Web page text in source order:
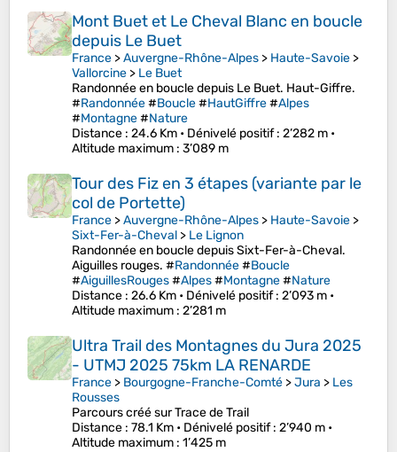
Mont Buet et Le Cheval Blanc en boucle
depuis Le Buet
France >Auvergne-Rhône-Alpes > Haute-Savoie >
Vallorcine > Le Buet
Randonnée en boucle depuis Le Buet. Haut-Giffre.
#Randonnée#Boucle#HautGiffre#Alpes
#Montagne#Nature
Distance : 24.6 Km • Dénivelé positif: 2’282 m •
Altitude maximum : 3’089 m
Tour des Fiz en 3 étapes (variante par le
col de Portette)
France >Auvergne-Rhône-Alpes > Haute-Savoie >
Sixt-Fer-à-Cheval > Le Lignon
Randonnée en boucle depuis Sixt-Fer-à-Cheval.
Aiguilles rouges. #Randonnée#Boucle
#AiguillesRouges#Alpes#Montagne#Nature
Distance : 26.6 Km • Dénivelé positif: 2’093 m •
Altitude maximum : 2’281 m
Ultra Trail des Montagnes du Jura 2025
- UTMJ 2025 75km LA RENARDE
France > Bourgogne-Franche-Comté >Jura > Les
Rousses
Parcours créé sur Trace de Trail
Distance : 78.1 Km • Dénivelé positif: 2’940 m •
Altitude maximum : 1’425 m